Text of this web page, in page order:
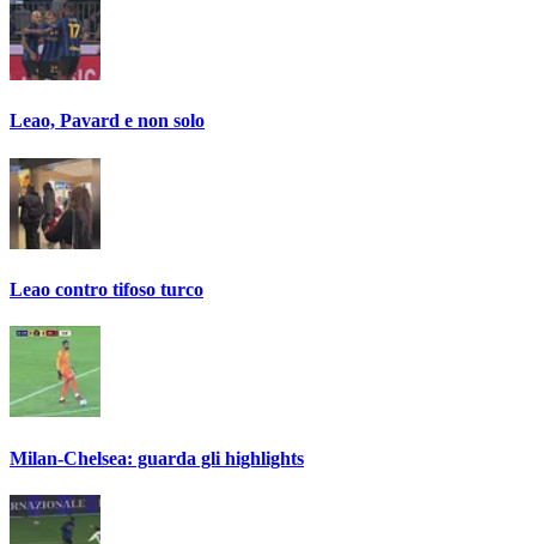
Leao, Pavard e non solo
Leao contro tifoso turco
Milan-Chelsea: guarda gli highlights